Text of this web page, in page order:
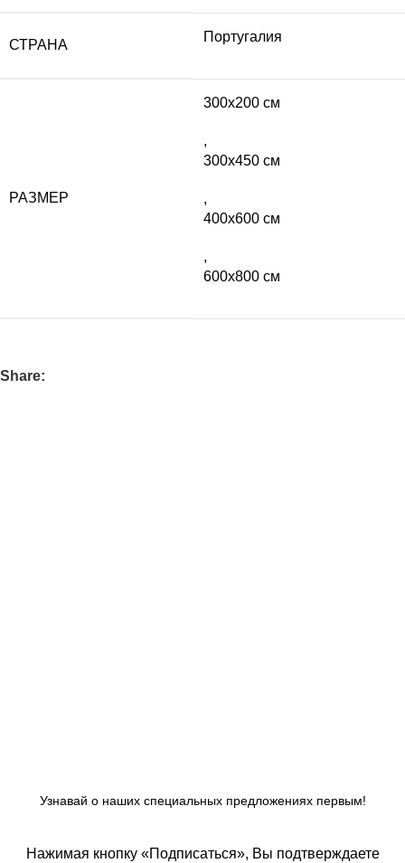
СТРАНА
Португалия
РАЗМЕР
300х200 см
,
300х450 см
,
400х600 см
,
600х800 см
Share:
Узнавай о наших специальных предложениях первым!
Нажимая кнопку «Подписаться», Вы подтверждаете